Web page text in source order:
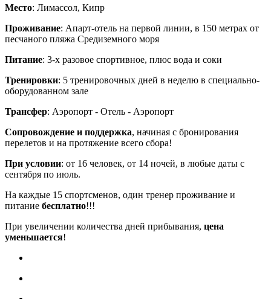
Место: Лимассол, Кипр
Проживание: Апарт-отель на первой линии, в 150 метрах от
песчаного пляжа Средиземного моря
Питание: 3-х разовое спортивное, плюс вода и соки
Тренировки: 5 тренировочных дней в неделю в специально-
оборудованном зале
Трансфер: Аэропорт - Отель - Аэропорт
Сопровождение и поддержка, начиная с бронирования
перелетов и на протяжение всего сбора!
При условии: от 16 человек, от 14 ночей, в любые даты с
сентября по июль.
На каждые 15 спортсменов, один тренер проживание и
питание бесплатно!!!
При увеличении количества дней прибывания, цена
уменьшается!